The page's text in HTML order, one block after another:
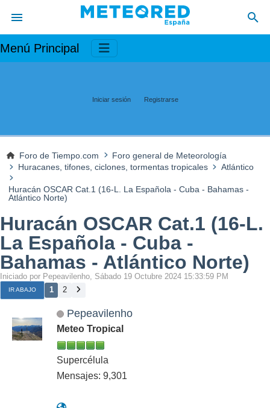
Menú Principal
Iniciar sesión Registrarse
Foro de Tiempo.com
Foro general de Meteorología
Huracanes, tifones, ciclones, tormentas tropicales
Atlántico
Huracán OSCAR Cat.1 (16-L. La Española - Cuba - Bahamas -
Atlántico Norte)
Huracán OSCAR Cat.1 (16-L.
La Española - Cuba -
Bahamas - Atlántico Norte)
Iniciado por Pepeavilenho, Sábado 19 Octubre 2024 15:33:59 PM
IR ABAJO 1 2
Pepeavilenho
Meteo Tropical
Supercélula
Mensajes: 9,301